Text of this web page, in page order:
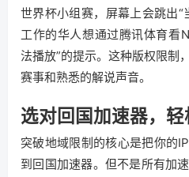
世界杯小组赛，屏幕上会跳出“
工作的华人想通过腾讯体育看
法播放”的提示。这种版权限制
赛事和熟悉的解说声音。
选对回国加速器，轻
突破地域限制的核心是把你的
到回国加速器。但不是所有加